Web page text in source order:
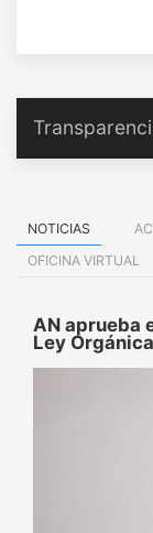
NOTICIAS
OFICINA VIRTUAL
AN aprueba
Ley